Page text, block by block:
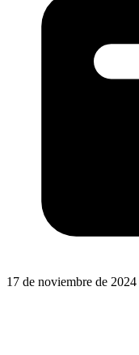
17 de noviembre de 2024